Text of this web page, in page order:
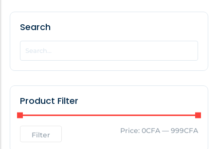
POPULAR THIS WEEK
No Posts Found!
EDITOR'S PICK
No Posts Found!
Search
Product Filter
Filter Price: 0CFA — 999CFA